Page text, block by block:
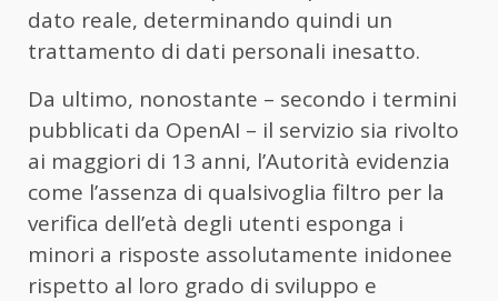
dato reale, determinando quindi un
trattamento di dati personali inesatto.
Da ultimo, nonostante – secondo i termini
pubblicati da OpenAI – il servizio sia rivolto
ai maggiori di 13 anni, l’Autorità evidenzia
come l’assenza di qualsivoglia filtro per la
verifica dell’età degli utenti esponga i
minori a risposte assolutamente inidonee
rispetto al loro grado di sviluppo e